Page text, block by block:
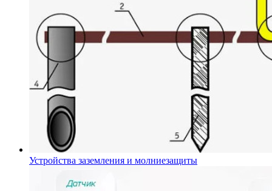
Устройства заземления и молниезащиты